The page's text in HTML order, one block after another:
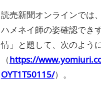
読売新聞オンラインでは
ハメネイ師の姿確認でき
情」と題して、次のよう
（https://
OYT1T50115/）。